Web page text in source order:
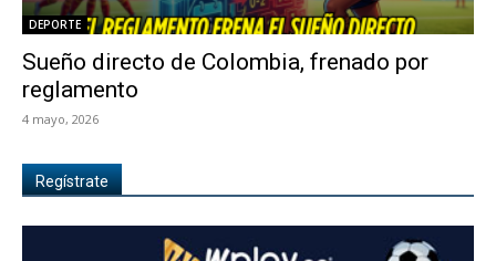
DEPORTE
Sueño directo de Colombia, frenado por
reglamento
4 mayo, 2026
Regístrate